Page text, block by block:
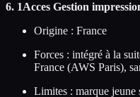
6. 1Acces Gestion
Origine : France
Forces : intégré à la
France (AWS Paris),
Limites : marque jeune